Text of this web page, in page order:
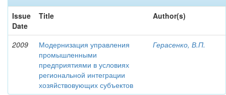
Issue
Date
Title Author(s)
2009
Модернизация управления
промышленными
предприятиями в условиях
региональной интеграции
хозяйствовующих субъектов
Герасенко, В.П.